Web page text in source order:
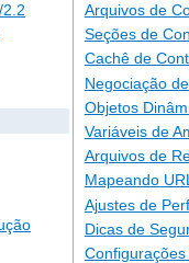
Arquivos de
Seções de
Cachê de
Negociação
Objetos
Variáveis de
Arquivos de
Mapeando
Ajustes de
Dicas de